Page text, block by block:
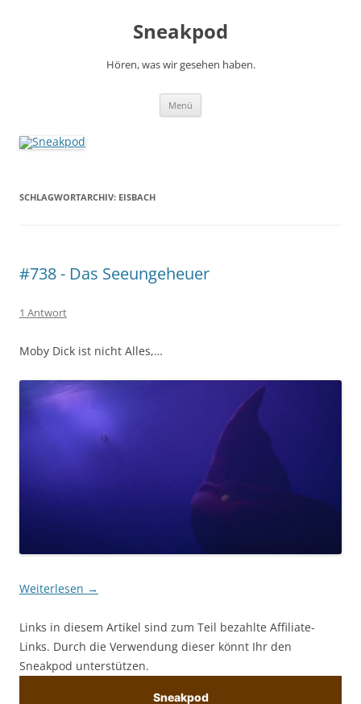
Sneakpod
Hören, was wir gesehen haben.
Menü
SCHLAGWORTARCHIV: EISBACH
#738 - Das Seeungeheuer
1 Antwort
Moby Dick ist nicht Alles,…
Weiterlesen →
Links in diesem Artikel sind zum Teil bezahlte Affiliate-
Links. Durch die Verwendung dieser könnt Ihr den
Sneakpod unterstützen.